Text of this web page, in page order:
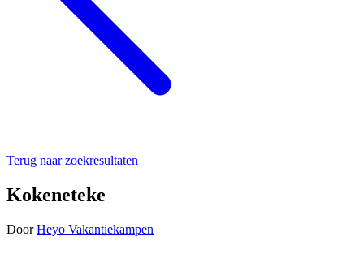
Terug naar zoekresultaten
Kokeneteke
Door Heyo Vakantiekampen